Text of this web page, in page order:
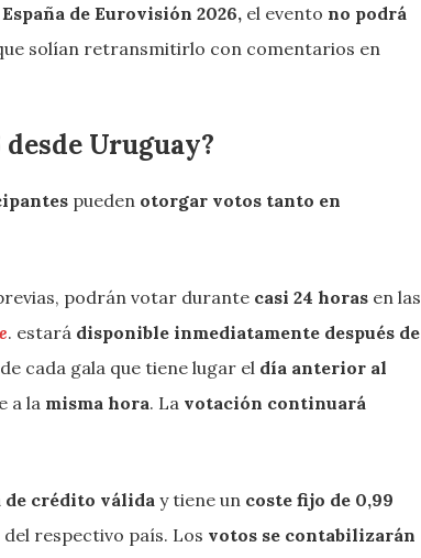
de Eurovisión 2026, el evento no podrá
solían retransmitirlo con comentarios en
Uruguay?
pueden otorgar votos tanto en
podrán votar durante casi 24 horas en las
. estará disponible inmediatamente después de
de cada gala que tiene lugar el día anterior al
a la misma hora. La votación continuará
de crédito válida y tiene un coste fijo de 0,99
del respectivo país. Los votos se contabilizarán